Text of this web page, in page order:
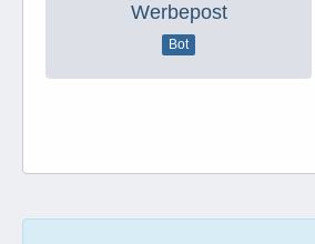
Werbepost
Bot